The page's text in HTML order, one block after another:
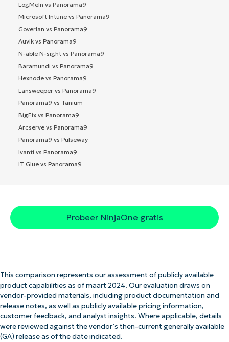
LogMeIn vs Panorama9
Microsoft Intune vs Panorama9
Goverlan vs Panorama9
Auvik vs Panorama9
N-able N-sight vs Panorama9
Baramundi vs Panorama9
Hexnode vs Panorama9
Lansweeper vs Panorama9
Panorama9 vs Tanium
BigFix vs Panorama9
Arcserve vs Panorama9
Panorama9 vs Pulseway
Ivanti vs Panorama9
IT Glue vs Panorama9
Probeer NinjaOne gratis
This comparison represents our assessment of publicly available
product capabilities as of maart 2024. Our evaluation draws on
vendor-provided materials, including product documentation and
release notes, as well as publicly available pricing information,
customer feedback, and analyst insights. Where applicable, details
were reviewed against the vendor’s then-current generally available
(GA) release as of the date indicated.